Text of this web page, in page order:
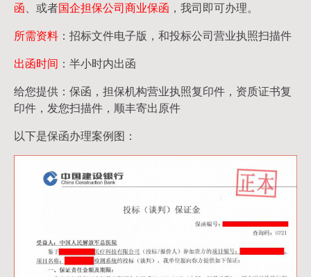
函 、或者国企担保公司商业保函 ，我司即可办理。
所需资料 ：招标文件电子版，和投标公司营业执照扫描件
出函时间 ：半小时内出函
给您提供：保函，担保机构营业执照复印件，资质证书复
印件，发您扫描件，顺丰寄出原件
以下是保函办理案例图：